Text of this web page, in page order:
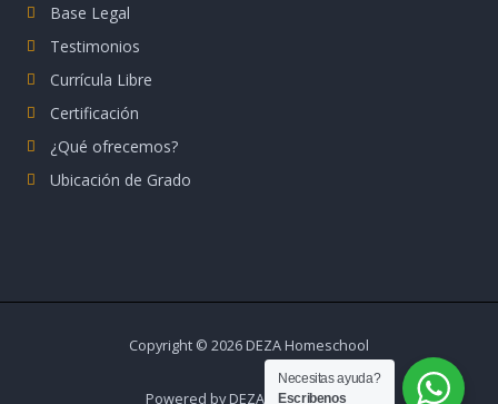
Base Legal
Testimonios
Currícula Libre
Certificación
¿Qué ofrecemos?
Ubicación de Grado
Copyright © 2026 DEZA Homeschool
Powered by DEZA Homeschool
Necesitas ayuda?
Escribenos